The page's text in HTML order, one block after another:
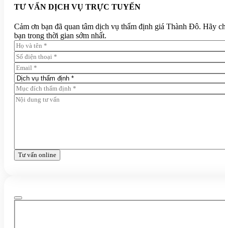
TƯ VẤN DỊCH VỤ TRỰC TUYẾN
Cảm ơn bạn đã quan tâm dịch vụ thẩm định giá Thành Đô. Hãy
bạn trong thời gian sớm nhất.
Tư vấn online